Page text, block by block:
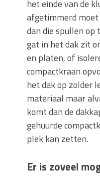
het einde van de
afgetimmerd
dan die spullen op
gat in het dak zit
en platen, of
compactkraan
het dak op zolder
materiaal maar
komt dan de
gehuurde
plek kan zetten.
Er is zoveel